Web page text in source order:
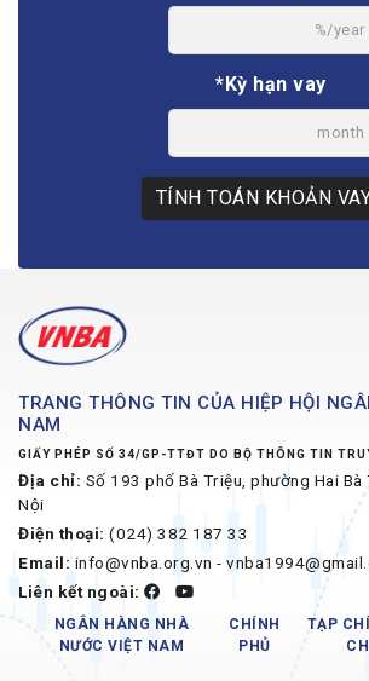
%/year
*Kỳ hạn vay
month
TÍNH TOÁN KHOẢN
TRANG THÔNG TIN CỦA HIỆP HỘI
NAM
GIẤY PHÉP SỐ 34/GP-TTĐT DO BỘ THÔNG TIN
Địa chỉ: Số 193 phố Bà Triệu, phường Hai Bà
Nội
Điện thoại: (024) 382 187 33
Email: info@vnba.org.vn -
Liên kết ngoài:
NGÂN HÀNG NHÀ
NƯỚC VIỆT NAM
CHÍNH
PHỦ
TẠP